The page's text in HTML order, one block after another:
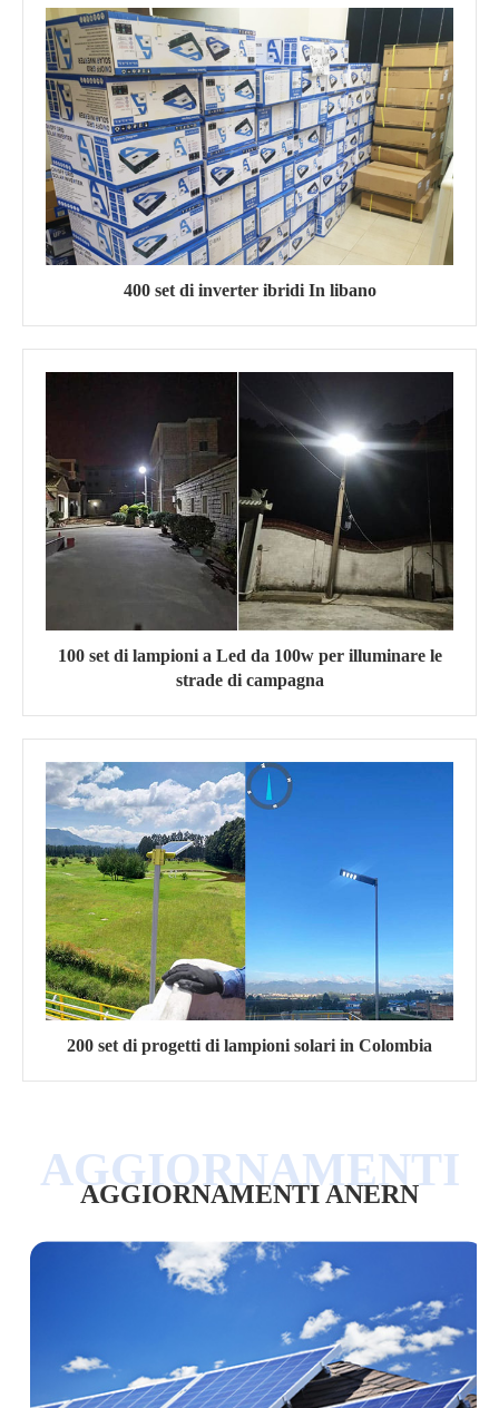
400 set di inverter ibridi In libano
100 set di lampioni a Led da 100w per illuminare le
strade di campagna
200 set di progetti di lampioni solari in Colombia
AGGIORNAMENTI ANERN